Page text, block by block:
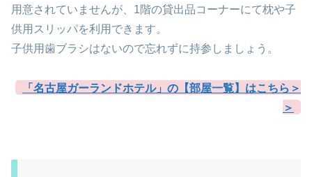
用意されていませんが、1階の貸出品コーナーにて枕や子
供用スリッパを利用できます。
子供用歯ブラシはないので忘れずに持参しましょう。
「名古屋ガーランドホテル」の【部屋一覧】はこちら＞
＞